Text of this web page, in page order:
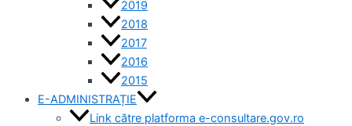
2019
2018
2017
2016
2015
E-ADMINISTRAȚIE
Link către platforma e-consultare.gov.ro